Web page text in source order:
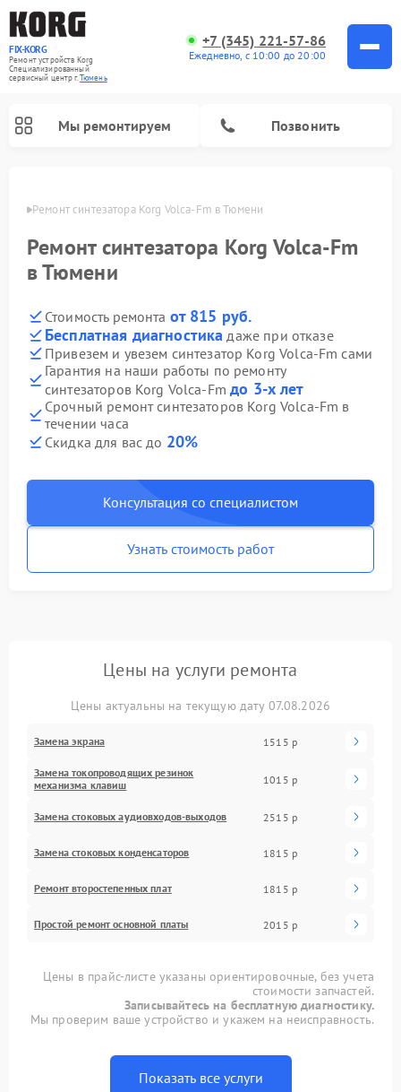
FIX-KORG
Ремонт устройств Korg
Специализированный
cервисный центр г.Тюмень
+7 (345) 221-57-86
Ежедневно, с 10:00 до 20:00
Мы ремонтируем Позвонить
Ремонт синтезатора Korg Volca-Fm в Тюмени
Ремонт синтезатора Korg Volca-Fm
в Тюмени
Стоимость ремонта от 815 руб.
Бесплатная диагностика даже при отказе
Привезем и увезем синтезатор Korg Volca-Fm сами
Гарантия на наши работы по ремонту
синтезаторов Korg Volca-Fmдо 3-х лет
Срочный ремонт синтезаторов Korg Volca-Fm в
течении часа
Скидка для вас до 20%
Консультация со специалистом
Узнать стоимость работ
Цены на услуги ремонта
Цены актуальны на текущую дату 07.08.2026
Замена экрана 1515 р
Замена токопроводящих резинок
механизма клавиш
1015 р
Замена стоковых аудиовходов-выходов 2515 р
Замена стоковых конденсаторов 1815 р
Ремонт второстепенных плат 1815 р
Простой ремонт основной платы 2015 р
Цены в прайс-листе указаны ориентировочные, без учета
стоимости запчастей.
Записывайтесь на бесплатную диагностику.
Мы проверим ваше устройство и укажем на неисправность.
Показать все услуги